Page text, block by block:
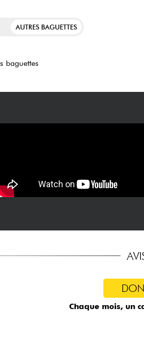
AUTRES BAGUETTES
baguettes
Chaque mois, un